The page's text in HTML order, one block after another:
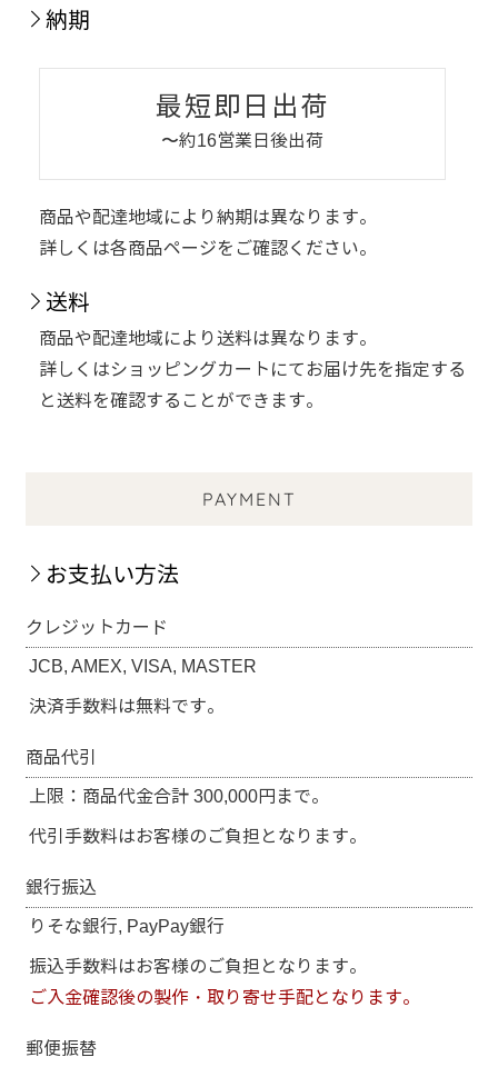
納期
最短即日出荷
〜約16営業日後出荷
商品や配達地域により納期は異なります。
詳しくは各商品ページをご確認ください。
送料
商品や配達地域により送料は異なります。
詳しくはショッピングカートにてお届け先を指定する
と送料を確認することができます。
PAYMENT
お支払い方法
クレジットカード
JCB, AMEX, VISA, MASTER
決済手数料は無料です。
商品代引
上限：商品代金合計 300,000円まで。
代引手数料はお客様のご負担となります。
銀行振込
りそな銀行, PayPay銀行
振込手数料はお客様のご負担となります。
ご入金確認後の製作・取り寄せ手配となります。
郵便振替